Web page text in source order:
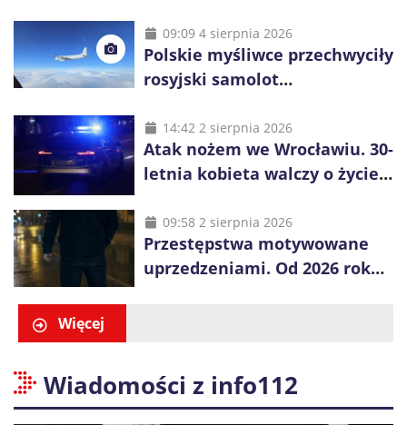
09:09 4 sierpnia 2026
Polskie myśliwce przechwyciły
rosyjski samolot
14:42 2 sierpnia 2026
Atak nożem we Wrocławiu. 30-
letnia kobieta walczy o życie,
obywatela Ukrainy
09:58 2 sierpnia 2026
Przestępstwa motywowane
uprzedzeniami. Od 2026 roku
Więcej
Wiadomości z info112